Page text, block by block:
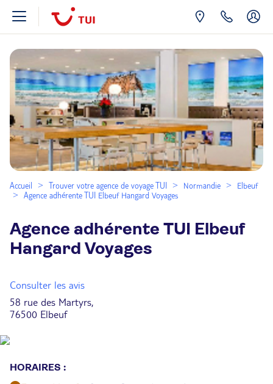
Accueil Trouver votre agence de voyage TUI Normandie
Elbeuf
Agence adhérente TUI Elbeuf Hangard Voyages
Agence adhérente TUI Elbeuf
Hangard Voyages
Consulter les avis
58 rue des Martyrs,
76500 Elbeuf
HORAIRES :